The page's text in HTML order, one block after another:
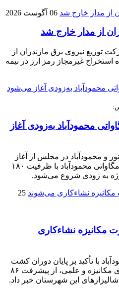
06 آگوست 2026
توزیع نیروی برق مازندران از
جمع‌آوری ۱۹ دستگاه استخراج غیرمجاز رمز ارز در نیمه
نیروگاه ۵۰۰ مگاواتی محمودآباد به‌زودی آغاز
و محمودآباد در مجلس از آغاز
اجرای فاز نخست نیروگاه ۵۰۰ مگاواتی محمودآباد با ظرفیت ۱۸۰
به زودی شروع می‌شود.
25
مکانیزه نشاءکاری
با تأکید بر پایان دوران کشت
سنتی و جایگزینی آن با روش‌های مکانیزه و علمی، از پیشرفت ۸۶
این شهرستان خبر داد.